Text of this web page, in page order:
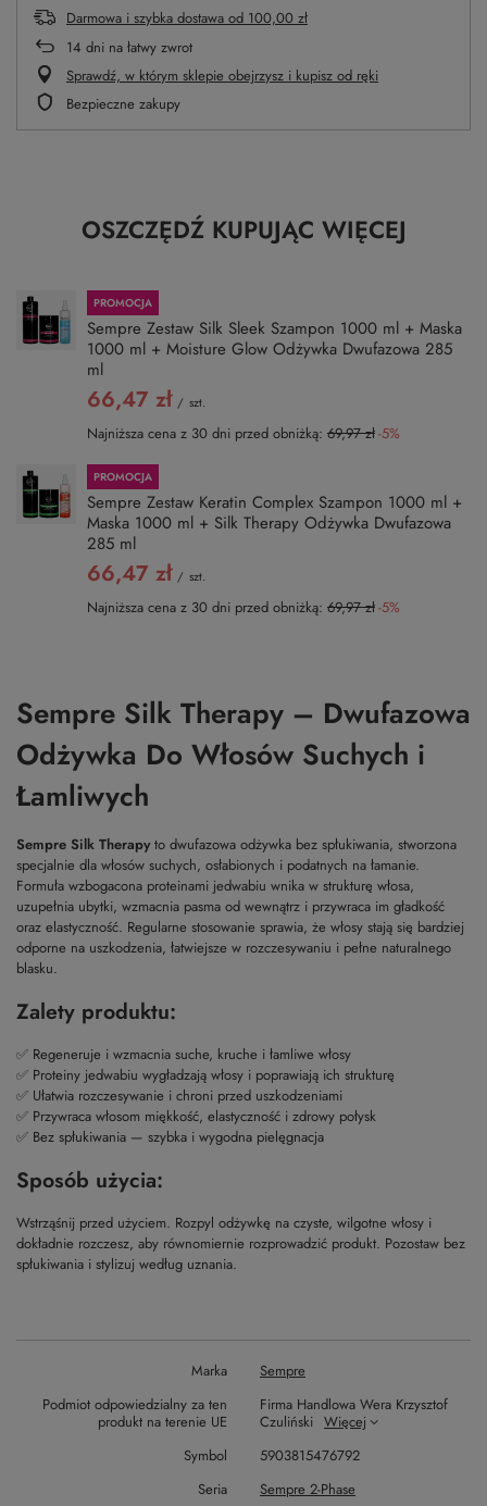
Darmowa i szybka dostawa od 100,00 zł
14 dni na łatwy zwrot
Sprawdź, w którym sklepie obejrzysz i kupisz od ręki
Bezpieczne zakupy
OSZCZĘDŹ KUPUJĄC WIĘCEJ
PROMOCJA
Sempre Zestaw Silk Sleek Szampon 1000 ml + Maska
1000 ml + Moisture Glow Odżywka Dwufazowa 285
ml
66,47 zł / szt.
Najniższa cena z 30 dni przed obniżką: 69,97 zł-5%
PROMOCJA
Sempre Zestaw Keratin Complex Szampon 1000 ml +
Maska 1000 ml + Silk Therapy Odżywka Dwufazowa
285 ml
66,47 zł / szt.
Najniższa cena z 30 dni przed obniżką: 69,97 zł-5%
Sempre Silk Therapy – Dwufazowa
Odżywka Do Włosów Suchych i
Łamliwych
Sempre Silk Therapyto dwufazowa odżywka bez spłukiwania, stworzona
specjalnie dla włosów suchych, osłabionych i podatnych na łamanie.
Formuła wzbogacona proteinami jedwabiu wnika w strukturę włosa,
uzupełnia ubytki, wzmacnia pasma od wewnątrz i przywraca im gładkość
oraz elastyczność. Regularne stosowanie sprawia, że włosy stają się bardziej
odporne na uszkodzenia, łatwiejsze w rozczesywaniu i pełne naturalnego
blasku.
Zalety produktu:
✅ Regeneruje i wzmacnia suche, kruche i łamliwe włosy
✅ Proteiny jedwabiu wygładzają włosy i poprawiają ich strukturę
✅ Ułatwia rozczesywanie i chroni przed uszkodzeniami
✅ Przywraca włosom miękkość, elastyczność i zdrowy połysk
✅ Bez spłukiwania — szybka i wygodna pielęgnacja
Sposób użycia:
Wstrząśnij przed użyciem. Rozpyl odżywkę na czyste, wilgotne włosy i
dokładnie rozczesz, aby równomiernie rozprowadzić produkt. Pozostaw bez
spłukiwania i stylizuj według uznania.
Marka
Sempre
Podmiot odpowiedzialny za ten
produkt na terenie UE
Firma Handlowa Wera Krzysztof
Czuliński Więcej
Symbol
5903815476792
Seria
Sempre 2-Phase